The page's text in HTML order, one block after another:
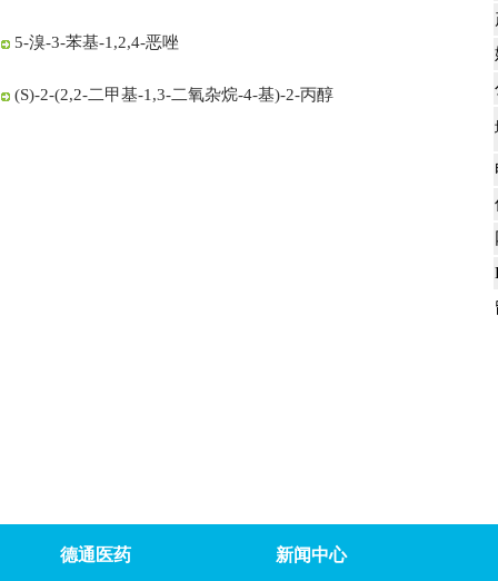
5-溴-3-苯基-1,2,4-恶唑
(S)-2-(2,2-二甲基-1,3-二氧杂烷-4-基)-2-丙醇
2-碘-3-羧酸甲酯吡嗪
德通医药 新闻中心